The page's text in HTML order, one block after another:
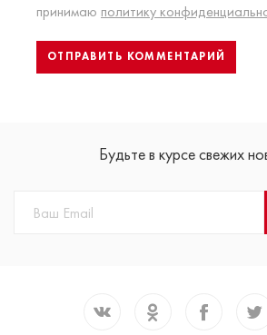
принимаю политику
Будьте в курсе свежих